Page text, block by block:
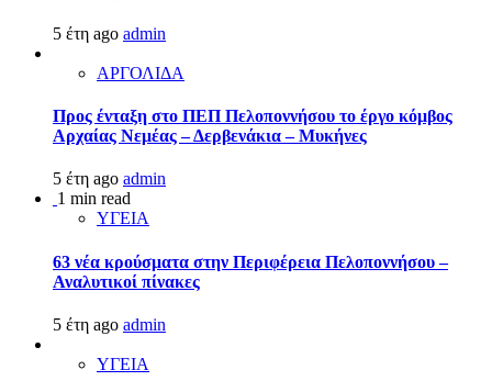
5 έτη ago admin
ΑΡΓΟΛΙΔΑ
Προς ένταξη στο ΠΕΠ Πελοποννήσου το έργο κόμβος
Αρχαίας Νεμέας – Δερβενάκια – Μυκήνες
5 έτη ago admin
1 min read
ΥΓΕΙΑ
63 νέα κρούσματα στην Περιφέρεια Πελοποννήσου –
Αναλυτικοί πίνακες
5 έτη ago admin
ΥΓΕΙΑ